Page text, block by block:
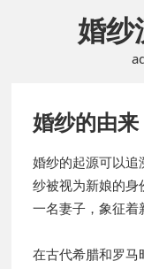
婚纱
婚纱的由来
婚纱的起源可以
纱被视为新娘的身
一名妻子，象征着
在古代希腊和罗马